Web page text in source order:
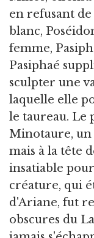
en refusant
blanc,
femme,
Pasiphaé
sculpter une
laquelle elle
le taureau. Le
Minotaure, un
mais à la tête
insatiable
créature, qui
d'Ariane, fut
obscures du